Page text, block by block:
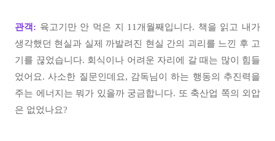
관객: 육고기만 안 먹은 지 11개월째입니다. 책을 읽고 내가
생각했던 현실과 실제 까발려진 현실 간의 괴리를 느낀 후 고
기를 끊었습니다. 회식이나 어려운 자리에 갈 때는 많이 힘들
었어요. 사소한 질문인데요, 감독님이 하는 행동의 추진력을
주는 에너지는 뭐가 있을까 궁금합니다. 또 축산업 쪽의 외압
은 없었나요?